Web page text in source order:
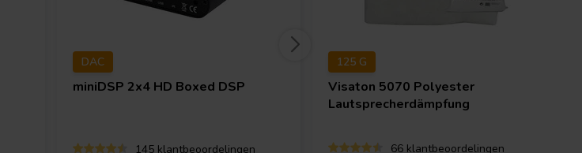
DAC
miniDSP 2x4 HD Boxed DSP
145 klantbeoordelingen
125 G
Visaton 5070 Polyester
Lautsprecherdämpfung
66 klantbeoordelingen